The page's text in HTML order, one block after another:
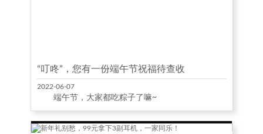
“叮咚”，您有一份端午节祝福待查收
2022-06-07
端午节，大家都吃粽子了嘛~